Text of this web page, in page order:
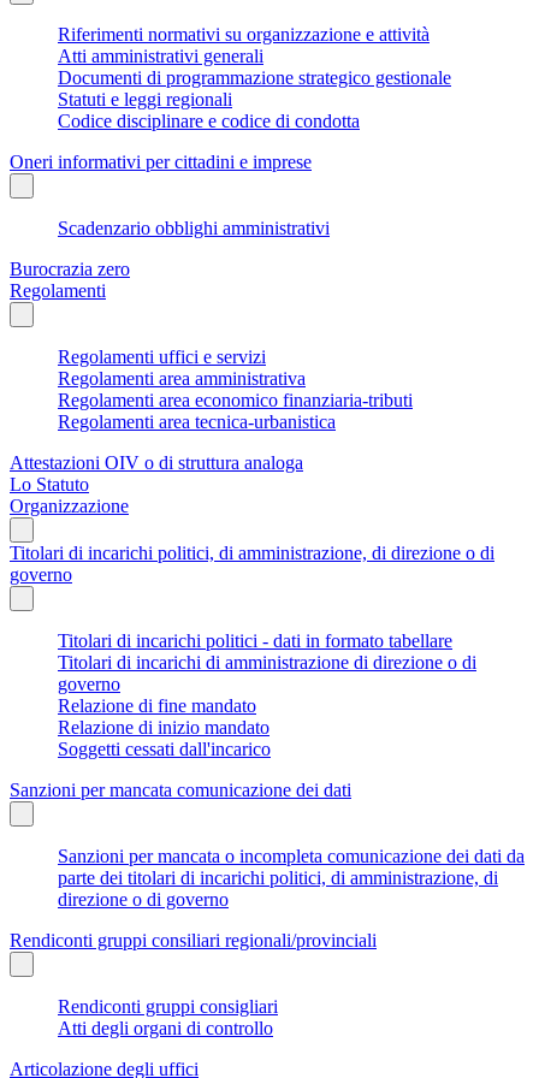
Riferimenti normativi su organizzazione e attività
Atti amministrativi generali
Documenti di programmazione strategico gestionale
Statuti e leggi regionali
Codice disciplinare e codice di condotta
Oneri informativi per cittadini e imprese
Scadenzario obblighi amministrativi
Burocrazia zero
Regolamenti
Regolamenti uffici e servizi
Regolamenti area amministrativa
Regolamenti area economico finanziaria-tributi
Regolamenti area tecnica-urbanistica
Attestazioni OIV o di struttura analoga
Lo Statuto
Organizzazione
Titolari di incarichi politici, di amministrazione, di direzione o di
governo
Titolari di incarichi politici - dati in formato tabellare
Titolari di incarichi di amministrazione di direzione o di
governo
Relazione di fine mandato
Relazione di inizio mandato
Soggetti cessati dall'incarico
Sanzioni per mancata comunicazione dei dati
Sanzioni per mancata o incompleta comunicazione dei dati da
parte dei titolari di incarichi politici, di amministrazione, di
direzione o di governo
Rendiconti gruppi consiliari regionali/provinciali
Rendiconti gruppi consigliari
Atti degli organi di controllo
Articolazione degli uffici